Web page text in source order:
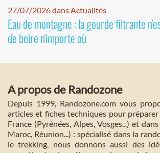
27/07/2026 dans Actualités
Eau de montagne : la gourde filtrante
de boire n'importe où
A propos de Randozone
Depuis 1999, Randozone.com vous
articles et fiches techniques pour
France (Pyrénées, Alpes, Vosges...) et
Maroc, Réunion...) : spécialisé dans la
le trekking, nous donnons aussi des